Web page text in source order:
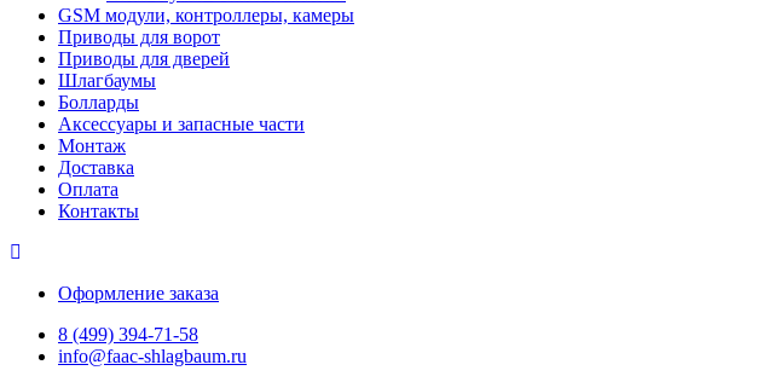
GSM модули, контроллеры, камеры
Приводы для ворот
Приводы для дверей
Шлагбаумы
Болларды
Аксессуары и запасные части
Монтаж
Доставка
Оплата
Контакты
Оформление заказа
8 (499) 394-71-58
info@faac-shlagbaum.ru